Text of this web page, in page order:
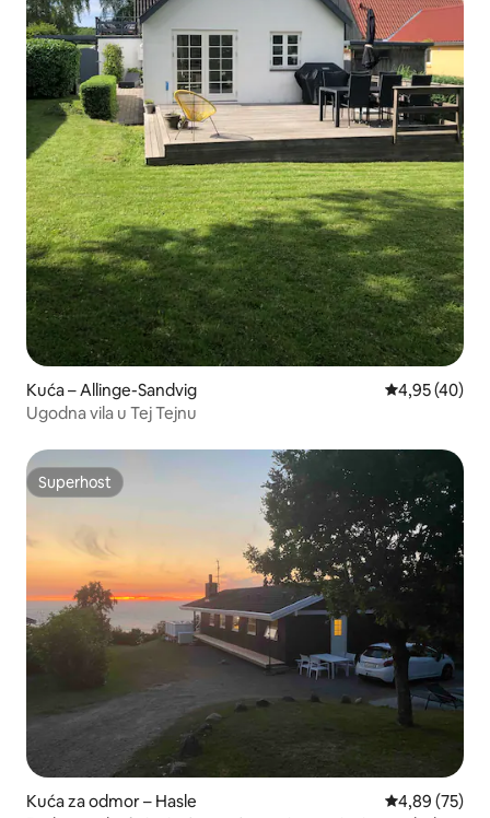
Kuća – Allinge-Sandvig Prosječna
4,95 (40)
Ugodna vila u Tej Tejnu
Superhost
Superhost
Kuća za odmor – Hasle Prosječna
4,89 (75)